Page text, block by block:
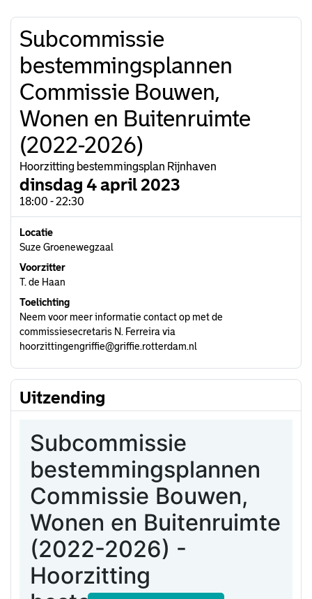
Subcommissie
bestemmingsplannen
Commissie Bouwen,
Wonen en Buitenruimte
(2022-2026)
Hoorzitting bestemmingsplan Rijnhaven
dinsdag 4 april 2023
18:00 - 22:30
Locatie
Suze Groenewegzaal
Voorzitter
T. de Haan
Toelichting
Neem voor meer informatie contact op met de
commissiesecretaris N. Ferreira via
hoorzittingengriffie@griffie.rotterdam.nl
Uitzending